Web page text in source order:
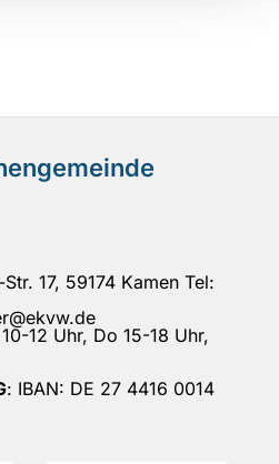
17, 59174 Kamen Tel:
12 Uhr, Do 15-18 Uhr,
: IBAN: DE 27 4416 0014